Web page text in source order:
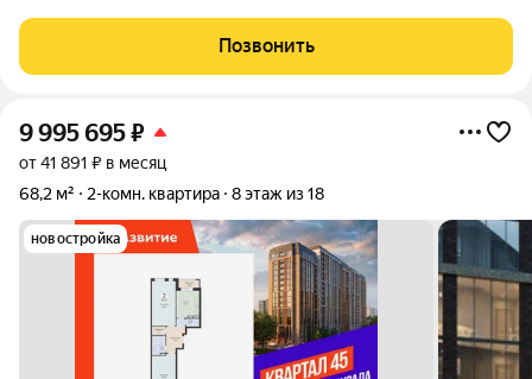
Позвонить
9 995 695₽
от 41 891 ₽ в месяц
68,2 м²
2-комн. квартира 8 этаж из 18
новостройка